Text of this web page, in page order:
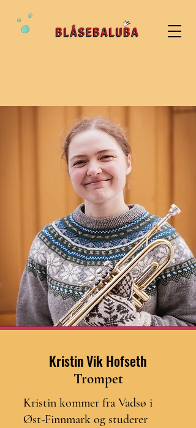
Kristin Vik Hofseth
Trompet
Kristin kommer fra Vadsø i
Øst-Finnmark og studerer